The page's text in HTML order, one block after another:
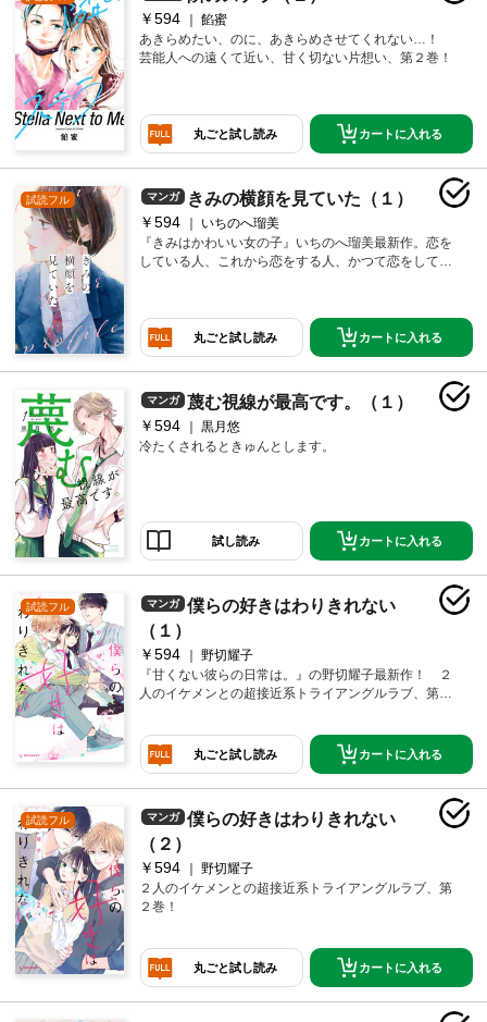
￥594
餡蜜
あきらめたい、のに、あきらめさせてくれない…！
芸能人への遠くて近い、甘く切ない片想い、第２巻！
丸ごと試し読み カートに入れる
試読フル マンガ きみの横顔を見ていた（１）
￥594
いちのへ瑠美
『きみはかわいい女の子』いちのへ瑠美最新作。恋を
している人、これから恋をする人、かつて恋をしてい
丸ごと試し読み カートに入れる
マンガ 蔑む視線が最高です。（１）
￥594
黒月悠
冷たくされるときゅんとします。
試し読み カートに入れる
試読フル マンガ
僕らの好きはわりきれない
（１）
￥594
野切耀子
『甘くない彼らの日常は。』の野切耀子最新作！ ２
人のイケメンとの超接近系トライアングルラブ、第１
丸ごと試し読み カートに入れる
試読フル マンガ
僕らの好きはわりきれない
（２）
￥594
野切耀子
２人のイケメンとの超接近系トライアングルラブ、第
２巻！
丸ごと試し読み カートに入れる